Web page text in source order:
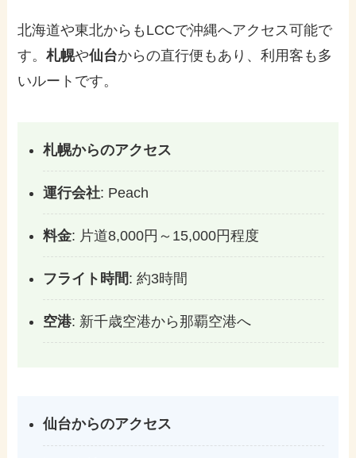
北海道や東北からもLCCで沖縄へアクセス可能で
す。札幌や仙台からの直行便もあり、利用客も多
いルートです。
札幌からのアクセス
運行会社: Peach
料金: 片道8,000円～15,000円程度
フライト時間: 約3時間
空港: 新千歳空港から那覇空港へ
仙台からのアクセス